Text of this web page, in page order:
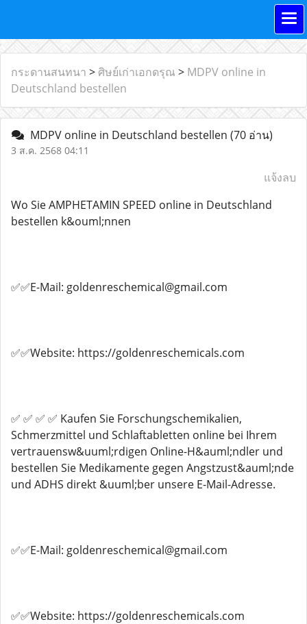
กระดานสนทนา > ศิษย์เก่าเอกดรุณ > MDPV online in
Deutschland bestellen
MDPV online in Deutschland bestellen (70 อ่าน)
3 ส.ค. 2568 04:11
แจ้งลบ
Wo Sie AMPHETAMIN SPEED online in Deutschland
bestellen k&ouml;nnen
✅✅E-Mail: goldenreschemical@gmail.com
✅✅Website: https://goldenreschemicals.com
✅ ✅ ✅ ✅ Kaufen Sie Forschungschemikalien,
Schmerzmittel und Schlaftabletten online bei Ihrem
vertrauensw&uuml;rdigen Online-H&auml;ndler und
bestellen Sie Medikamente gegen Angstzust&auml;nde
und ADHS direkt &uuml;ber unsere E-Mail-Adresse.
✅✅E-Mail: goldenreschemical@gmail.com
✅✅Website: https://goldenreschemicals.com